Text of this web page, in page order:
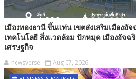
เมืองทองธานี ขึ้นแท่น เขตส่งเสริมเมืองอั
เทคโนโลยี สิ่งแวดล้อม ปักหมุด เมืองอัจฉ
เศรษฐกิจ
newsverse Aug 07, 2026